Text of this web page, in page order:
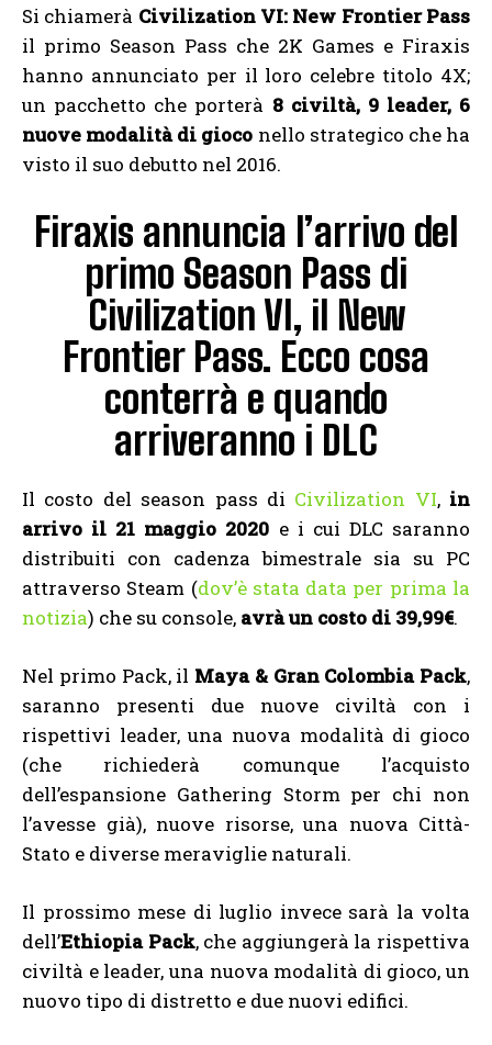
Si chiamerà Civilization VI: New Frontier Pass
il primo Season Pass che 2K Games e Firaxis
hanno annunciato per il loro celebre titolo 4X;
un pacchetto che porterà 8 civiltà, 9 leader, 6
nuove modalità di gioco nello strategico che ha
visto il suo debutto nel 2016.
Firaxis annuncia l’arrivo del
primo Season Pass di
Civilization VI, il New
Frontier Pass. Ecco cosa
conterrà e quando
arriveranno i DLC
Il costo del season pass di Civilization VI,in
arrivo il 21 maggio 2020 e i cui DLC saranno
distribuiti con cadenza bimestrale sia su PC
attraverso Steam (dov’è stata data per prima la
notizia) che su console, avrà un costo di 39,99€.
Nel primo Pack, il Maya & Gran Colombia Pack,
saranno presenti due nuove civiltà con i
rispettivi leader, una nuova modalità di gioco
(che richiederà comunque l’acquisto
dell’espansione Gathering Storm per chi non
l’avesse già), nuove risorse, una nuova Città-
Stato e diverse meraviglie naturali.
Il prossimo mese di luglio invece sarà la volta
dell’Ethiopia Pack, che aggiungerà la rispettiva
civiltà e leader, una nuova modalità di gioco, un
nuovo tipo di distretto e due nuovi edifici.